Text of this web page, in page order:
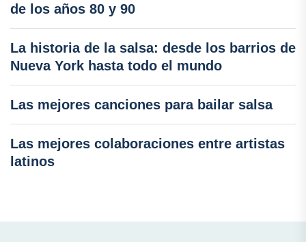
de los años 80 y 90
La historia de la salsa: desde los barrios de
Nueva York hasta todo el mundo
Las mejores canciones para bailar salsa
Las mejores colaboraciones entre artistas
latinos